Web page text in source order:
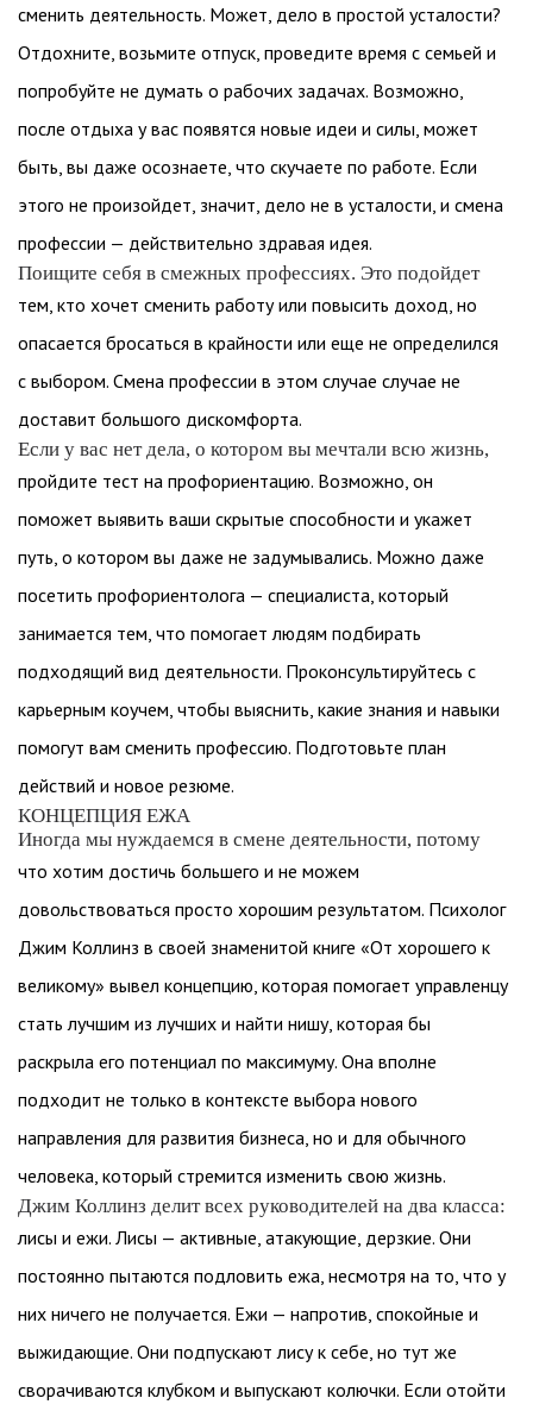
сменить деятельность. Может, дело в простой усталости?
Отдохните, возьмите отпуск, проведите время с семьей и
попробуйте не думать о рабочих задачах. Возможно,
после отдыха у вас появятся новые идеи и силы, может
быть, вы даже осознаете, что скучаете по работе. Если
этого не произойдет, значит, дело не в усталости, и смена
профессии — действительно здравая идея.
Поищите себя в смежных профессиях. Это подойдет
тем, кто хочет сменить работу или повысить доход, но
опасается бросаться в крайности или еще не определился
с выбором. Смена профессии в этом случае случае не
доставит большого дискомфорта.
Если у вас нет дела, о котором вы мечтали всю жизнь,
пройдите тест на профориентацию. Возможно, он
поможет выявить ваши скрытые способности и укажет
путь, о котором вы даже не задумывались. Можно даже
посетить профориентолога — специалиста, который
занимается тем, что помогает людям подбирать
подходящий вид деятельности. Проконсультируйтесь с
карьерным коучем, чтобы выяснить, какие знания и навыки
помогут вам сменить профессию. Подготовьте план
действий и новое резюме.
КОНЦЕПЦИЯ ЕЖА
Иногда мы нуждаемся в смене деятельности, потому
что хотим достичь большего и не можем
довольствоваться просто хорошим результатом. Психолог
Джим Коллинз в своей знаменитой книге «От хорошего к
великому» вывел концепцию, которая помогает управленцу
стать лучшим из лучших и найти нишу, которая бы
раскрыла его потенциал по максимуму. Она вполне
подходит не только в контексте выбора нового
направления для развития бизнеса, но и для обычного
человека, который стремится изменить свою жизнь.
Джим Коллинз делит всех руководителей на два класса:
лисы и ежи. Лисы — активные, атакующие, дерзкие. Они
постоянно пытаются подловить ежа, несмотря на то, что у
них ничего не получается. Ежи — напротив, спокойные и
выжидающие. Они подпускают лису к себе, но тут же
сворачиваются клубком и выпускают колючки. Если отойти